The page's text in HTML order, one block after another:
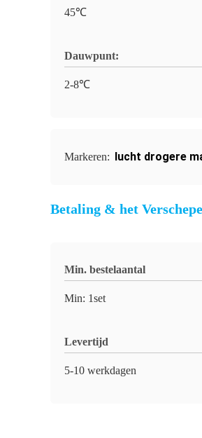
45℃
Dauwpunt:
2-8℃
Markeren: lucht drogere
Betaling & het
Min. bestelaantal
Min: 1set
Levertijd
5-10 werkdagen